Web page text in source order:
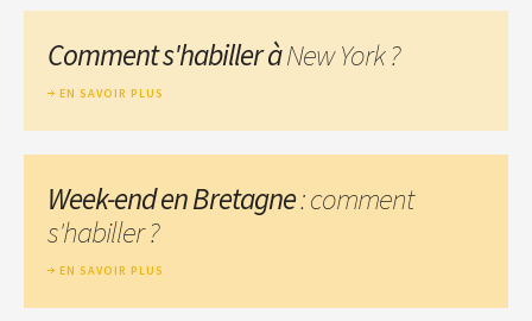
Comment s'habiller àNew York ?
EN SAVOIR PLUS
Week-end en Bretagne: comment
s'habiller ?
EN SAVOIR PLUS